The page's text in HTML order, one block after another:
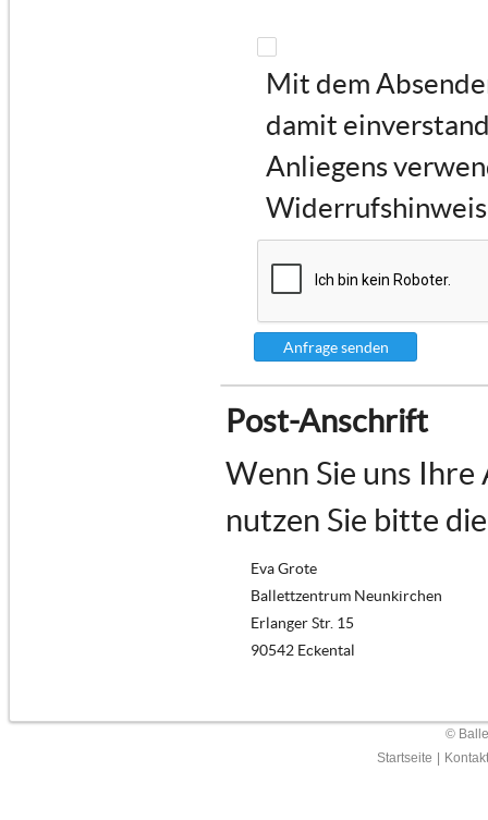
Mit dem
damit
Anliegens
Anfrage senden
Post-Anschrift
Wenn Sie uns
nutzen Sie bitte
Eva Grote
Ballettzentrum Neunkirchen
Erlanger Str. 15
90542 Eckental
©
Startseite
Kontakt